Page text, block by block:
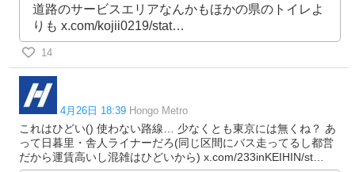
道路のサービスエリアなんかもほかの県のトイレよ
りも x.com/kojii0219/stat…
14
4月26日 18:39 Hongo Metro
これはひどい() 使わない路線… 少なくとも東京には無くね？ あ
って日暮里・舎人ライナーだろ(同じ区間にバス走ってるし都営
だから運賃高いし混雑はひどいから) x.com/233inKEIHIN/st…